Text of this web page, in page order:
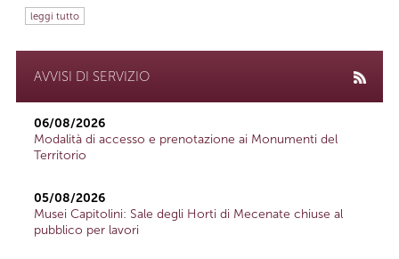
leggi tutto
AVVISI DI SERVIZIO
06/08/2026
Modalità di accesso e prenotazione ai Monumenti del
Territorio
05/08/2026
Musei Capitolini: Sale degli Horti di Mecenate chiuse al
pubblico per lavori